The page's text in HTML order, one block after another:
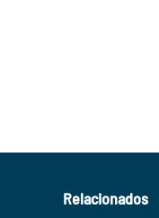
Relacionados